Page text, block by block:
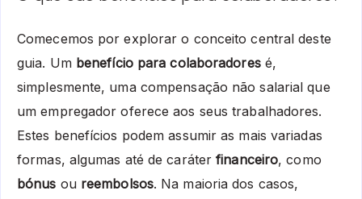
Comecemos por explorar o conceito central deste
guia. Um benefício para colaboradoresé,
simplesmente, uma compensação não salarial que
um empregador oferece aos seus trabalhadores.
Estes benefícios podem assumir as mais variadas
formas, algumas até de caráterfinanceiro, como
bónus ou reembolsos. Na maioria dos casos,